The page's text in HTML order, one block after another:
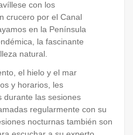
con los
crucero por el Canal
en la Península
la fascinante
natural.
el hielo y el mar
y horarios, les
durante las sesiones
regularmente con su
nocturnas también son